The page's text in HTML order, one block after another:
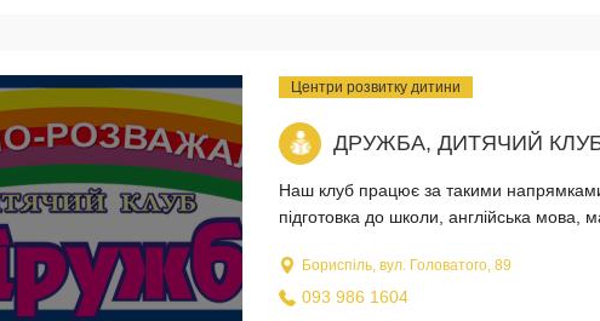
Центри розвитку дитини
ДРУЖБА, ДИТЯЧИЙ
Наш клуб працює за такими
підготовка до школи, англійська мова,
Бориспіль, вул. Головатого, 89
093 986 1604